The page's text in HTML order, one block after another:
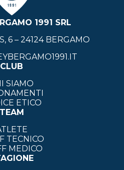
1991 SRL
6 – 24124 BERGAMO
CLUB
SIAMO
ETICO
TEAM
TECNICO
MEDICO